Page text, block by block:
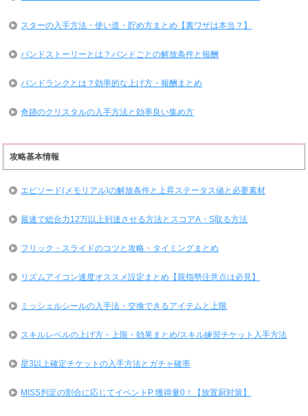
スターの入手方法・使い道・貯め方まとめ【裏ワザは本当？】
バンドストーリーとは？バンドごとの解放条件と報酬
バンドランクとは？効率的な上げ方・報酬まとめ
奇跡のクリスタルの入手方法と効率良い集め方
攻略基本情報
エピソード(メモリアル)の解放条件と上昇ステータス値と必要素材
最速で総合力12万以上到達させる方法とスコアA・S取る方法
フリック・スライドのコツと攻略・タイミングまとめ
リズムアイコン速度オススメ設定まとめ【親指勢注意点は必見】
ミッシェルシールの入手法・交換できるアイテムと上限
スキルレベルの上げ方・上限・効果まとめ/スキル練習チケット入手方法
星3以上確定チケットの入手方法とガチャ確率
MISS判定の割合に応じてイベントP 獲得量0！【放置厨対策】